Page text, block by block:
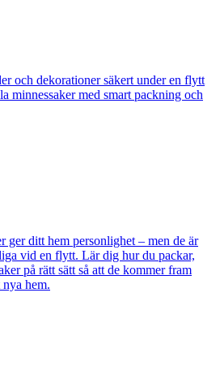
och dekorationer säkert under en flytt
minnessaker med smart packning och
ger ditt hem personlighet – men de är
vid en flytt. Lär dig hur du packar,
på rätt sätt så att de kommer fram
hem.